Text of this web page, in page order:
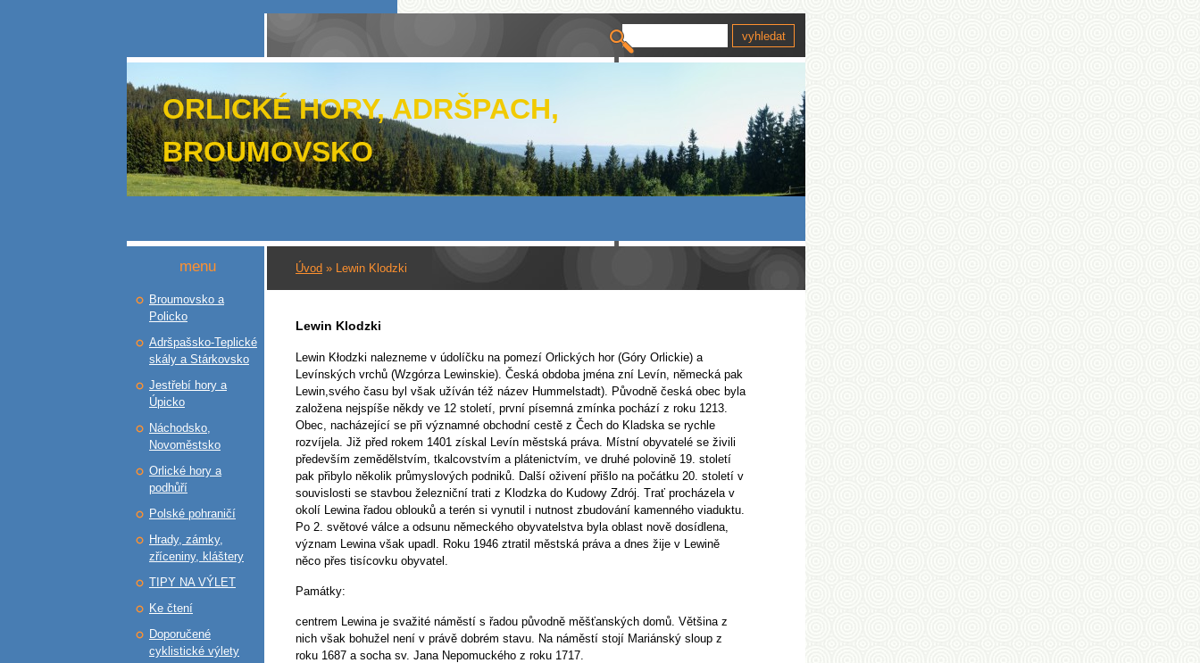
ORLICKÉ HORY, ADRŠPACH,
BROUMOVSKO
Úvod » Lewin Klodzki
Lewin Klodzki
Lewin Kłodzki nalezneme v údolíčku na pomezí Orlických hor (Góry Orlickie) a
Levínských vrchů (Wzgórza Lewinskie). Česká obdoba jména zní Levín, německá pak
Lewin,svého času byl však užíván též název Hummelstadt). Původně česká obec byla
založena nejspíše někdy ve 12 století, první písemná zmínka pochází z roku 1213.
Obec, nacházející se při významné obchodní cestě z Čech do Kladska se rychle
rozvíjela. Již před rokem 1401 získal Levín městská práva. Místní obyvatelé se živili
především zemědělstvím, tkalcovstvím a plátenictvím, ve druhé polovině 19. století
pak přibylo několik průmyslových podniků. Další oživení přišlo na počátku 20. století v
souvislosti se stavbou železniční trati z Klodzka do Kudowy Zdrój. Trať procházela v
okolí Lewina řadou oblouků a terén si vynutil i nutnost zbudování kamenného viaduktu.
Po 2. světové válce a odsunu německého obyvatelstva byla oblast nově dosídlena,
význam Lewina však upadl. Roku 1946 ztratil městská práva a dnes žije v Lewině
něco přes tisícovku obyvatel.
Památky:
centrem Lewina je svažité náměstí s řadou původně měšťanských domů. Většina z
nich však bohužel není v právě dobrém stavu. Na náměstí stojí Mariánský sloup z
roku 1687 a socha sv. Jana Nepomuckého z roku 1717.
menu
Broumovsko a
Policko
Adršpašsko-Teplické
skály a Stárkovsko
Jestřebí hory a
Úpicko
Náchodsko,
Novoměstsko
Orlické hory a
podhůří
Polské pohraničí
Hrady, zámky,
zříceniny, kláštery
TIPY NA VÝLET
Ke čtení
Doporučené
cyklistické výlety